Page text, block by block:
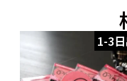
1-3